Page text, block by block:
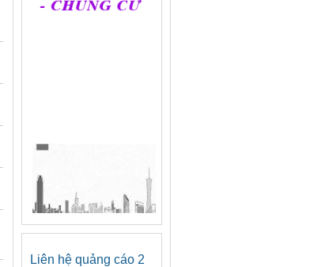
Liên hệ quảng cáo 2